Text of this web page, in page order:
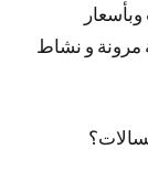
مرونة و نشاط